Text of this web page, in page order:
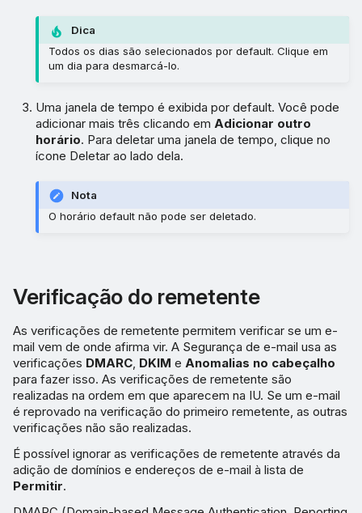
Dica
Todos os dias são selecionados por default. Clique em
um dia para desmarcá-lo.
Uma janela de tempo é exibida por default. Você pode
adicionar mais três clicando emAdicionar outro
horário. Para deletar uma janela de tempo, clique no
ícone Deletar ao lado dela.
Nota
O horário default não pode ser deletado.
Verificação do remetente
As verificações de remetente permitem verificar se um e-
mail vem de onde afirma vir. A Segurança de e-mail usa as
verificações DMARC DKIM e Anomalias no cabeçalho
para fazer isso. As verificações de remetente são
realizadas na ordem em que aparecem na IU. Se um e-mail
é reprovado na verificação do primeiro remetente, as outras
verificações não são realizadas.
É possível ignorar as verificações de remetente através da
adição de domínios e endereços de e-mail à lista de
Permitir.